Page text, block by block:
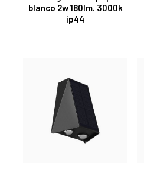
blanco 2w 180lm. 3000k
ip44